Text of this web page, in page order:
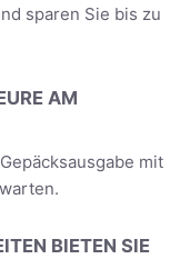
sparen Sie bis zu
AM
mit
BIETEN SIE